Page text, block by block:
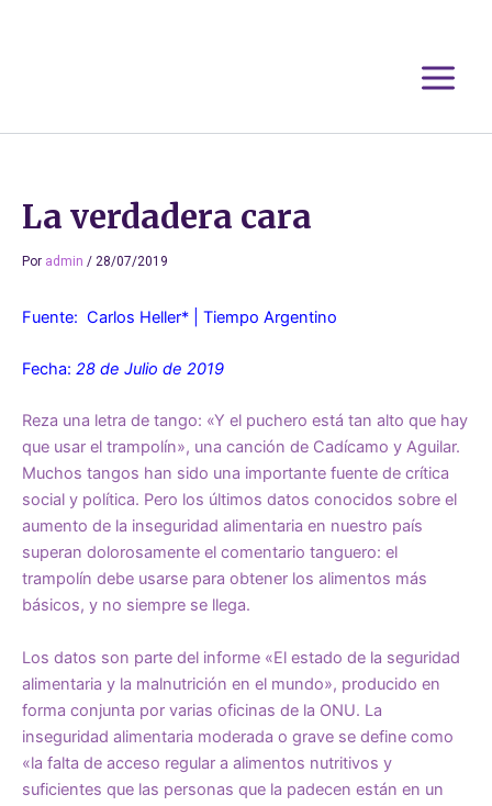
La verdadera cara
Por admin / 28/07/2019
Fuente: Carlos Heller* | Tiempo Argentino
Fecha: 28 de Julio de 2019
Reza una letra de tango: «Y el puchero está tan alto que hay
que usar el trampolín», una canción de Cadícamo y Aguilar.
Muchos tangos han sido una importante fuente de crítica
social y política. Pero los últimos datos conocidos sobre el
aumento de la inseguridad alimentaria en nuestro país
superan dolorosamente el comentario tanguero: el
trampolín debe usarse para obtener los alimentos más
básicos, y no siempre se llega.
Los datos son parte del informe «El estado de la seguridad
alimentaria y la malnutrición en el mundo», producido en
forma conjunta por varias oficinas de la ONU. La
inseguridad alimentaria moderada o grave se define como
«la falta de acceso regular a alimentos nutritivos y
suficientes que las personas que la padecen están en un